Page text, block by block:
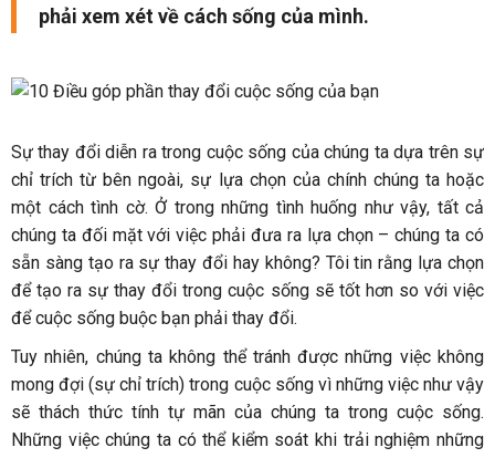
phải xem xét về cách sống của mình.
Sự thay đổi diễn ra trong cuộc sống của chúng ta dựa trên sự
chỉ trích từ bên ngoài, sự lựa chọn của chính chúng ta hoặc
một cách tình cờ. Ở trong những tình huống như vậy, tất cả
chúng ta đối mặt với việc phải đưa ra lựa chọn – chúng ta có
sẵn sàng tạo ra sự thay đổi hay không? Tôi tin rằng lựa chọn
để tạo ra sự thay đổi trong cuộc sống sẽ tốt hơn so với việc
để cuộc sống buộc bạn phải thay đổi.
Tuy nhiên, chúng ta không thể tránh được những việc không
mong đợi (sự chỉ trích) trong cuộc sống vì những việc như vậy
sẽ thách thức tính tự mãn của chúng ta trong cuộc sống.
Những việc chúng ta có thể kiểm soát khi trải nghiệm những